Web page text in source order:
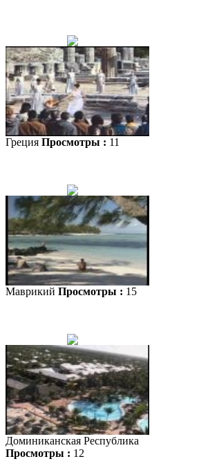
Греция Просмотры : 11
Маврикий Просмотры : 15
Доминиканская Республика
Просмотры : 12